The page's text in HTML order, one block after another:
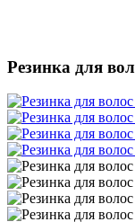
Резинка для